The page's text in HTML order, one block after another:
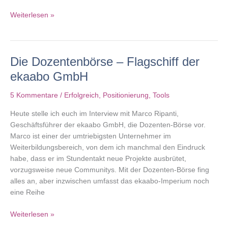
therapeuten.de:
Programm
Weiterlesen »
Die Dozentenbörse – Flagschiff der
ekaabo GmbH
5 Kommentare / Erfolgreich, Positionierung, Tools
Heute stelle ich euch im Interview mit Marco Ripanti,
Geschäftsführer der ekaabo GmbH, die Dozenten-Börse vor.
Marco ist einer der umtriebigsten Unternehmer im
Weiterbildungsbereich, von dem ich manchmal den Eindruck
habe, dass er im Stundentakt neue Projekte ausbrütet,
vorzugsweise neue Communitys. Mit der Dozenten-Börse fing
alles an, aber inzwischen umfasst das ekaabo-Imperium noch
eine Reihe
Die
Weiterlesen »